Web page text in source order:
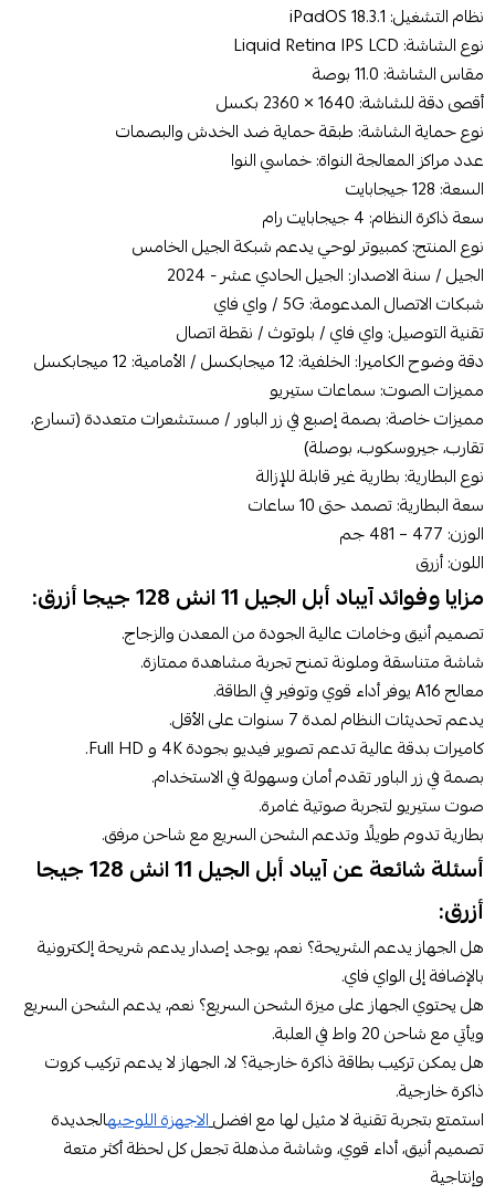
نظام التشغيل: iPadOS 18.3.1
نوع الشاشة: Liquid Retina IPS LCD
مقاس الشاشة: 11.0 بوصة
أقصى دقة للشاشة: 1640 × 2360 بكسل
نوع حماية الشاشة: طبقة حماية ضد الخدش والبصمات
عدد مراكز المعالجة النواة: خماسي النوا
السعة: 128 جيجابايت
سعة ذاكرة النظام: 4 جيجابايت رام
نوع المنتج: كمبيوتر لوحي يدعم شبكة الجيل الخامس
الجيل / سنة الاصدار: الجيل الحادي عشر - 2024
شبكات الاتصال المدعومة: 5G / واي فاي
تقنية التوصيل: واي فاي / بلوتوث / نقطة اتصال
دقة وضوح الكاميرا: الخلفية: 12 ميجابكسل / الأمامية: 12 ميجابكسل
مميزات الصوت: سماعات ستيريو
مميزات خاصة: بصمة إصبع في زر الباور / مستشعرات متعددة (تسارع،
تقارب، جيروسكوب، بوصلة)
نوع البطارية: بطارية غير قابلة للإزالة
سعة البطارية: تصمد حتى 10 ساعات
الوزن: 477 – 481 جم
اللون: أزرق
مزايا وفوائد آيباد أبل الجيل 11 انش 128 جيجا أزرق:
تصميم أنيق وخامات عالية الجودة من المعدن والزجاج.
شاشة متناسقة وملونة تمنح تجربة مشاهدة ممتازة.
معالج A16 يوفر أداء قوي وتوفير في الطاقة.
يدعم تحديثات النظام لمدة 7 سنوات على الأقل.
كاميرات بدقة عالية تدعم تصوير فيديو بجودة 4K و Full HD.
بصمة في زر الباور تقدم أمان وسهولة في الاستخدام.
صوت ستيريو لتجربة صوتية غامرة.
بطارية تدوم طويلًا وتدعم الشحن السريع مع شاحن مرفق.
أسئلة شائعة عن آيباد أبل الجيل 11 انش 128 جيجا
أزرق:
هل الجهاز يدعم الشريحة؟ نعم، يوجد إصدار يدعم شريحة إلكترونية
بالإضافة إلى الواي فاي.
هل يحتوي الجهاز على ميزة الشحن السريع؟ نعم، يدعم الشحن السريع
ويأتي مع شاحن 20 واط في العلبة.
هل يمكن تركيب بطاقة ذاكرة خارجية؟ لا، الجهاز لا يدعم تركيب كروت
ذاكرة خارجية.
استمتع بتجربة تقنية لا مثيل لها مع افضلالاجهزة اللوحيهالجديدة
تصميم أنيق، أداء قوي، وشاشة مذهلة تجعل كل لحظة أكثر متعة
وإنتاجية